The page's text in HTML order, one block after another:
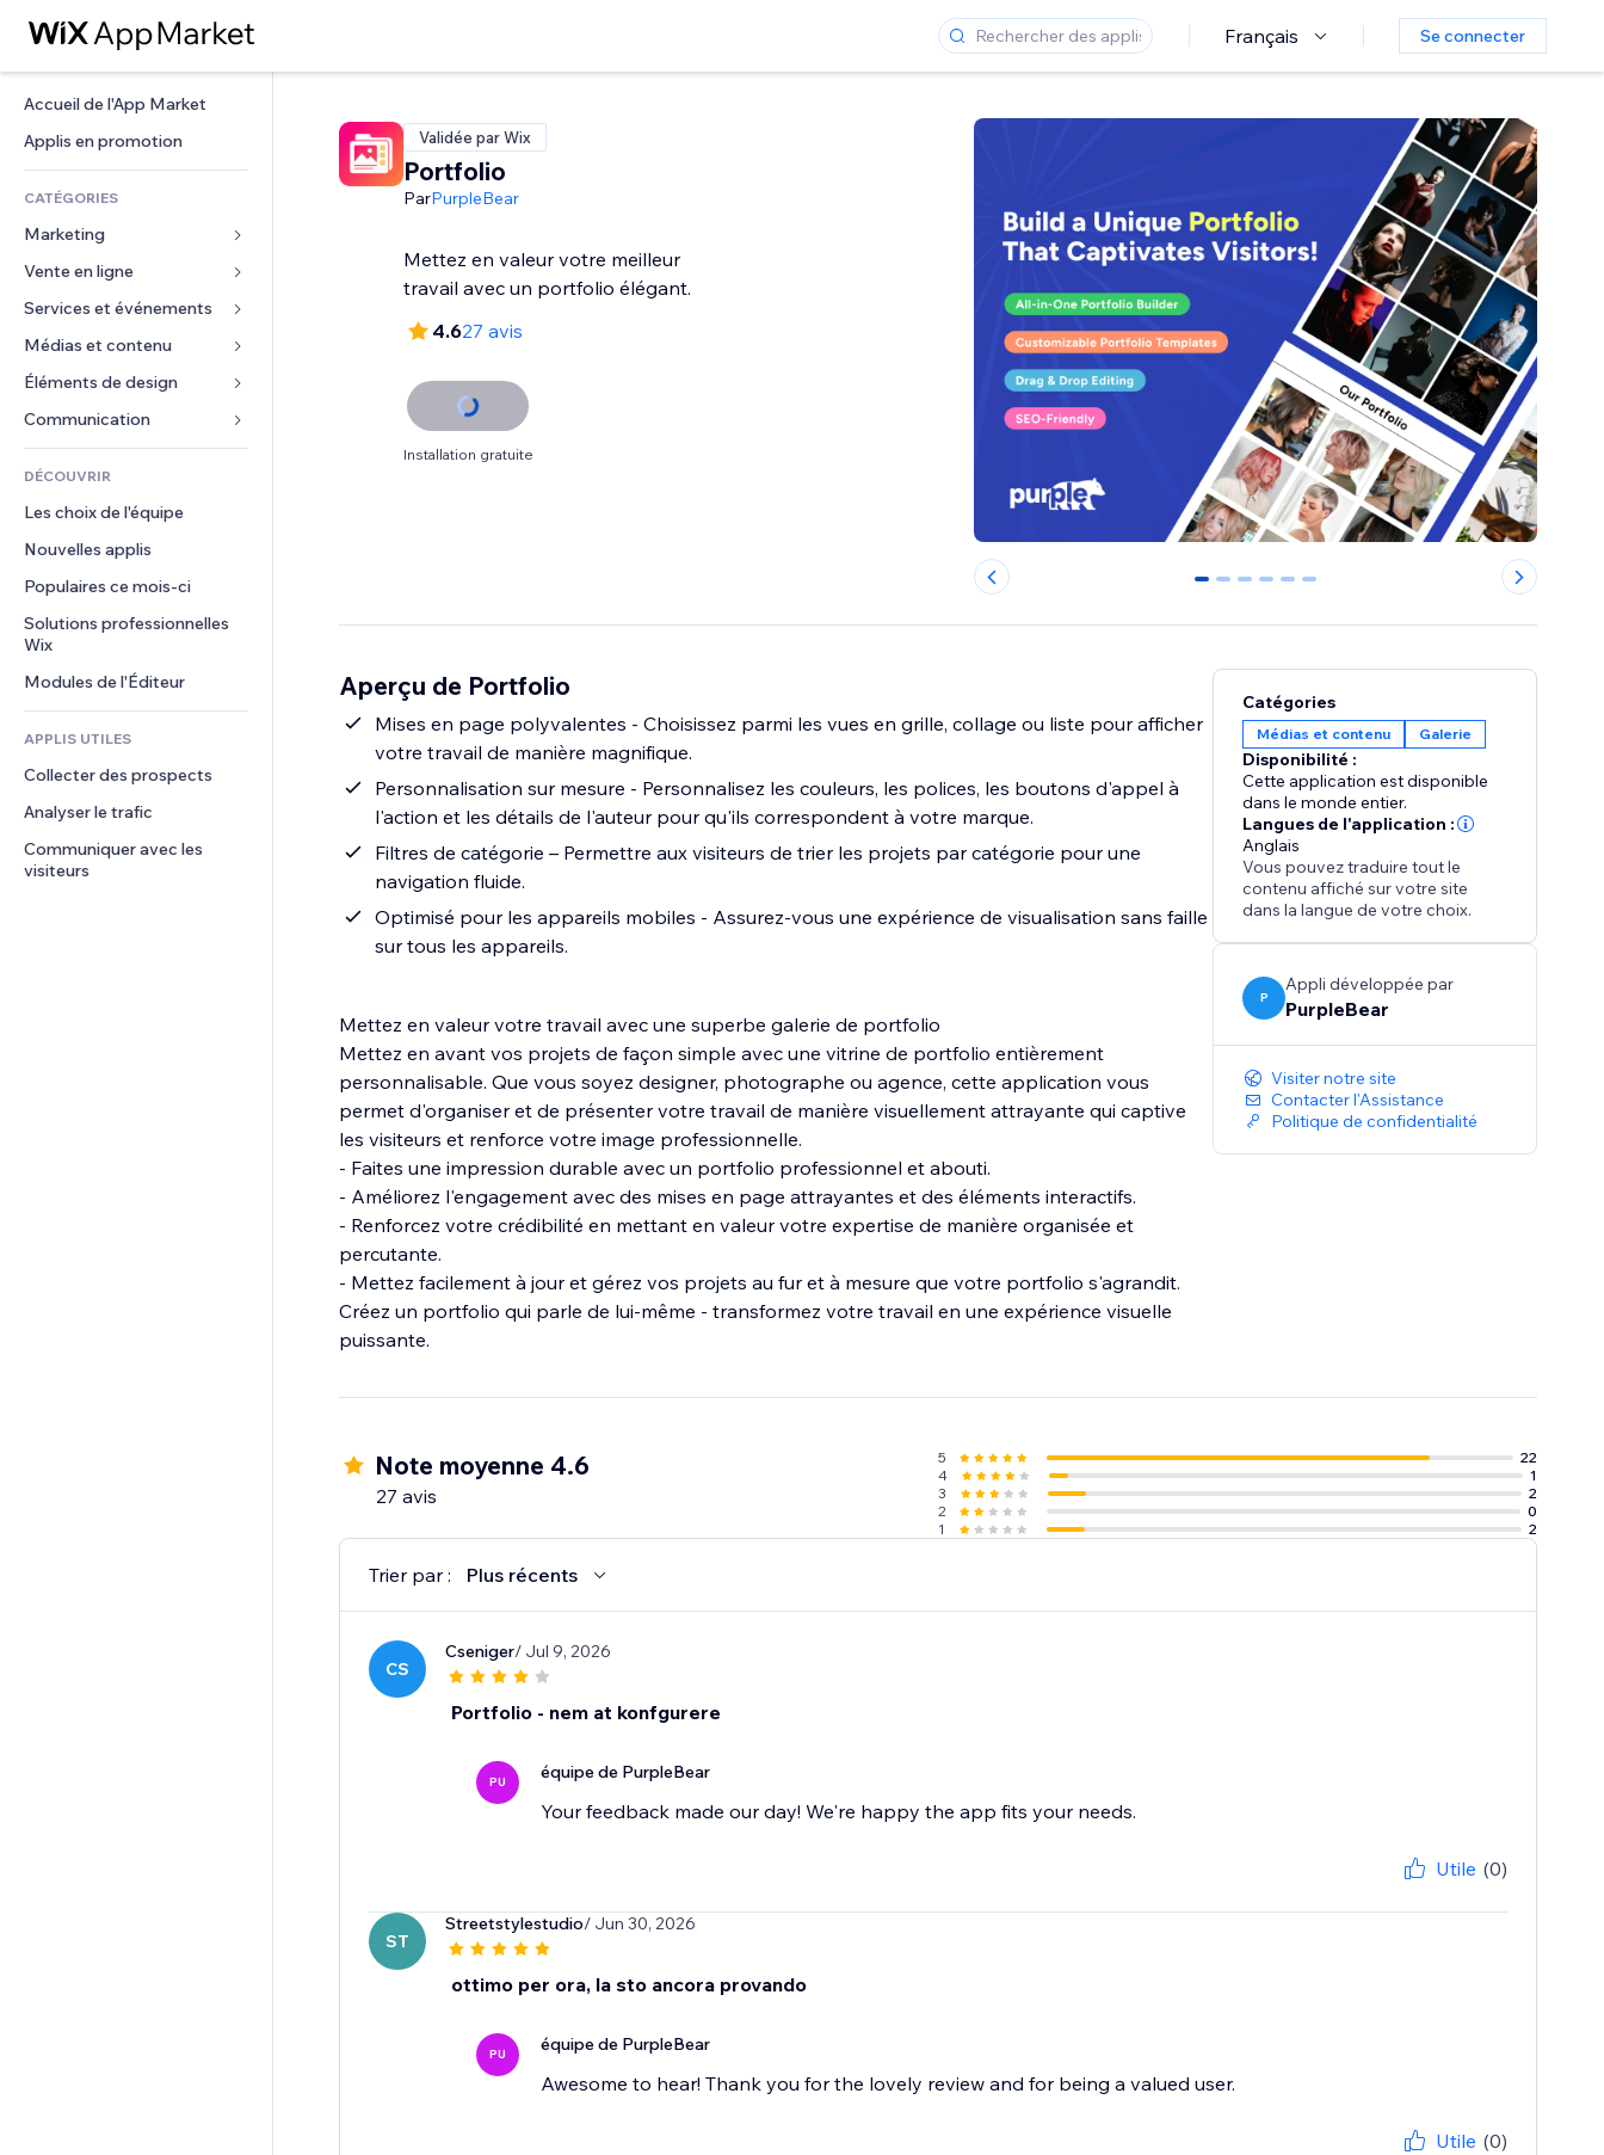
Français Se connecter
Accueil de l'App Market
Applis en promotion
CATÉGORIES
Marketing
Publicités
Mobile
Données analytiques
Réseaux sociaux
Classement de sites
E-mail
Vente en ligne
Applis pour les boutiques
Expédition et livraison
Boutons Vente
Comptabilité
Coupons et fidélisation
Solutions d'entreposage
Financement participatif
Alimentation et boissons
Services et événements
Hôtels
Événements
Restaurants
Immobilier
Réservations
Médias et contenu
Galerie
Musique
Podcasts
Photographie
Vidéo
PDF
Partage de fichiers
Actualités
Services de contenu
Effets de texte
Éléments de design
Cartes et navigation
Confidentialité
Horloge
Modèles de pages
Effets sur images
Boutons et menus
Bannières et badges
Calculateurs
Rechercher
Formulaires
Sondages
Chat
Commentaires
Téléphone
Communauté
Avis et commentaires
DÉCOUVRIR
Les choix de l'équipe
Nouvelles applis
Populaires ce mois‑ci
Solutions professionnelles
Wix
Modules de l'Éditeur
APPLIS UTILES
Collecter des prospects
Analyser le trafic
Communiquer avec les
visiteurs
Validée par Wix
Portfolio
ParPurpleBear
Mettez en valeur votre meilleur
travail avec un portfolio élégant.
4.627 avis
Installation gratuite
0 1 2 3 4 5
Aperçu de Portfolio
Mises en page polyvalentes - Choisissez parmi les vues en grille, collage ou liste pour afficher
votre travail de manière magnifique.
Personnalisation sur mesure - Personnalisez les couleurs, les polices, les boutons d'appel à
l'action et les détails de l'auteur pour qu'ils correspondent à votre marque.
Filtres de catégorie – Permettre aux visiteurs de trier les projets par catégorie pour une
navigation fluide.
Optimisé pour les appareils mobiles - Assurez-vous une expérience de visualisation sans faille
sur tous les appareils.
Mettez en valeur votre travail avec une superbe galerie de portfolio
Mettez en avant vos projets de façon simple avec une vitrine de portfolio entièrement
personnalisable. Que vous soyez designer, photographe ou agence, cette application vous
permet d'organiser et de présenter votre travail de manière visuellement attrayante qui captive
les visiteurs et renforce votre image professionnelle.
- Faites une impression durable avec un portfolio professionnel et abouti.
- Améliorez l'engagement avec des mises en page attrayantes et des éléments interactifs.
- Renforcez votre crédibilité en mettant en valeur votre expertise de manière organisée et
percutante.
- Mettez facilement à jour et gérez vos projets au fur et à mesure que votre portfolio s'agrandit.
Créez un portfolio qui parle de lui-même - transformez votre travail en une expérience visuelle
puissante.
Catégories
Médias et contenu Galerie
Disponibilité :
Cette application est disponible
dans le monde entier.
Langues de l'application :
Anglais
Vous pouvez traduire tout le
contenu affiché sur votre site
dans la langue de votre choix.
P
Appli développée par
PurpleBear
Visiter notre site
Contacter l'Assistance
Politique de confidentialité
Note moyenne 4.6
27 avis
5
22
4
1
3
2
2
0
1
2
Trier par : Plus récents
CS
Cseniger/ Jul 9, 2026
Portfolio - nem at konfgurere
PU équipe de PurpleBear
Your feedback made our day! We're happy the app fits your needs.
Utile (0)
ST
Streetstylestudio/ Jun 30, 2026
ottimo per ora, la sto ancora provando
PU équipe de PurpleBear
Awesome to hear! Thank you for the lovely review and for being a valued user.
Utile (0)